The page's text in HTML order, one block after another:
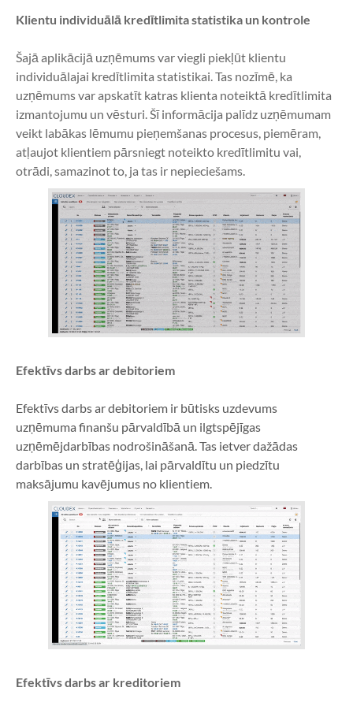
Klientu individuālā kredītlimita statistika un kontrole
Šajā aplikācijā uzņēmums var viegli piekļūt klientu
individuālajai kredītlimita statistikai. Tas nozīmē, ka
uzņēmums var apskatīt katras klienta noteiktā kredītlimita
izmantojumu un vēsturi. Šī informācija palīdz uzņēmumam
veikt labākas lēmumu pieņemšanas procesus, piemēram,
atļaujot klientiem pārsniegt noteikto kredītlimitu vai,
otrādi, samazinot to, ja tas ir nepieciešams.
Efektīvs darbs ar debitoriem
Efektīvs darbs ar debitoriem ir būtisks uzdevums
uzņēmuma finanšu pārvaldībā un ilgtspējīgas
uzņēmējdarbības nodrošināšanā. Tas ietver dažādas
darbības un stratēģijas, lai pārvaldītu un piedzītu
maksājumu kavējumus no klientiem.
Efektīvs darbs ar kreditoriem